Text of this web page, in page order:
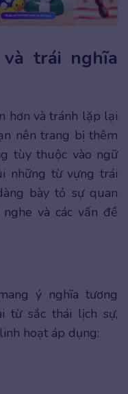
trái nghĩa
hơn và tránh lặp lại
nên trang bị thêm
tùy thuộc vào ngữ
những từ vựng trái
bày tỏ sự quan
và các vấn đề
ý nghĩa tương
từ sắc thái lịch sự,
hoạt áp dụng: